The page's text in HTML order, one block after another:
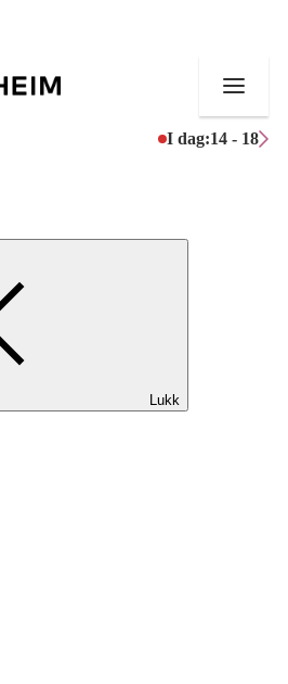
I dag:14 - 18
Lukk